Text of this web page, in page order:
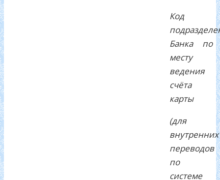
Код
Банка по
месту
ведения
счёта
карты
(для
внутренних
переводов
по
системе